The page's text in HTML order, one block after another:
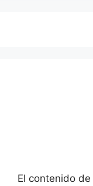
El contenido de